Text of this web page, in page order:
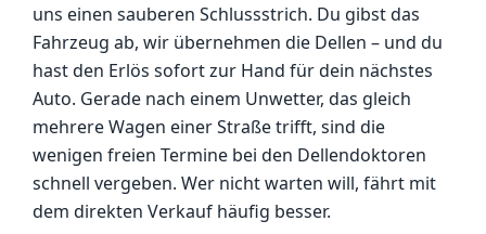
uns einen sauberen Schlussstrich. Du gibst das
Fahrzeug ab, wir übernehmen die Dellen – und du
hast den Erlös sofort zur Hand für dein nächstes
Auto. Gerade nach einem Unwetter, das gleich
mehrere Wagen einer Straße trifft, sind die
wenigen freien Termine bei den Dellendoktoren
schnell vergeben. Wer nicht warten will, fährt mit
dem direkten Verkauf häufig besser.